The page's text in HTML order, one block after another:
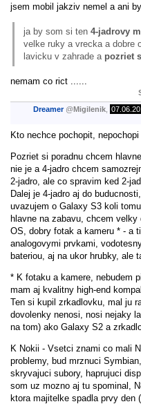
jsem mobil jakziv nemel a ani
ja by som si ten 4-jadrovy
velke ruky a vrecka a dobre
lavicku v zahrade a pozriet
nemam co rict ......
Dreamer @ Migilenik
Kto nechce pochopit,
Pozriet si poradnu chcem
nie je a 4-jadro chcem
2-jadro, ale co spravim ked 2-
Dalej je 4-jadro aj do
uvazujem o Galaxy S3 koli
hlavne na zabavu, chcem
OS, dobry fotak a kameru * - a
analogovymi prvkami,
bateriou, aj na ukor hrubky, ale
* K fotaku a kamere, nebudem
mam aj kvalitny high-end
Ten si kupil zrkadlovku, mal ju
dovolenky nenosi, nosi nejaky
na tom) ako Galaxy S2 a
K Nokii - Vsetci znami co mali
problemy, bud mrznuci
skryvajuci subory, haprujuci
som uz mozno aj tu spominal,
ktora majitelke spadla prvy